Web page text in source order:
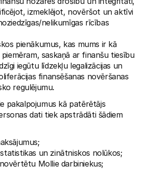
izmeklējot, novēršot un aktīvi
nelikumīgas rīcības
pienākumus, kas mums ir kā
saskaņā ar finanšu tiesību
iegūtu līdzekļu legalizācijas un
finansēšanas novēršanas
regulējumu.
pakalpojumus kā patērētājs
dati tiek apstrādāti šādiem
un zinātniskos nolūkos;
Mollie darbiniekus;